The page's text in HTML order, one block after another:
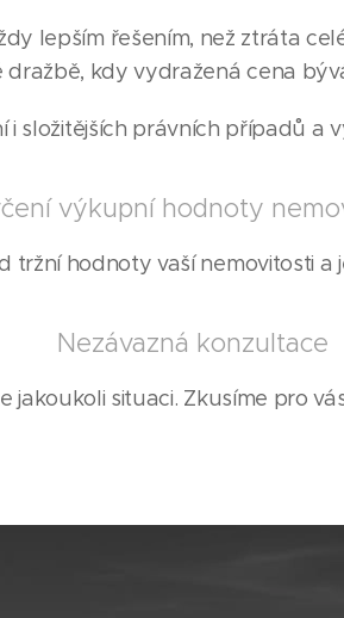
lepším řešením, než ztráta
kdy vydražená cena
i složitějších právních případů a
výkupní hodnoty
tržní hodnoty vaší nemovitosti a
Nezávazná konzultace
jakoukoli situaci. Zkusíme pro